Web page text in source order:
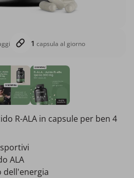
1 capsula al giorno
R-ALA in capsule per ben 4
ALA